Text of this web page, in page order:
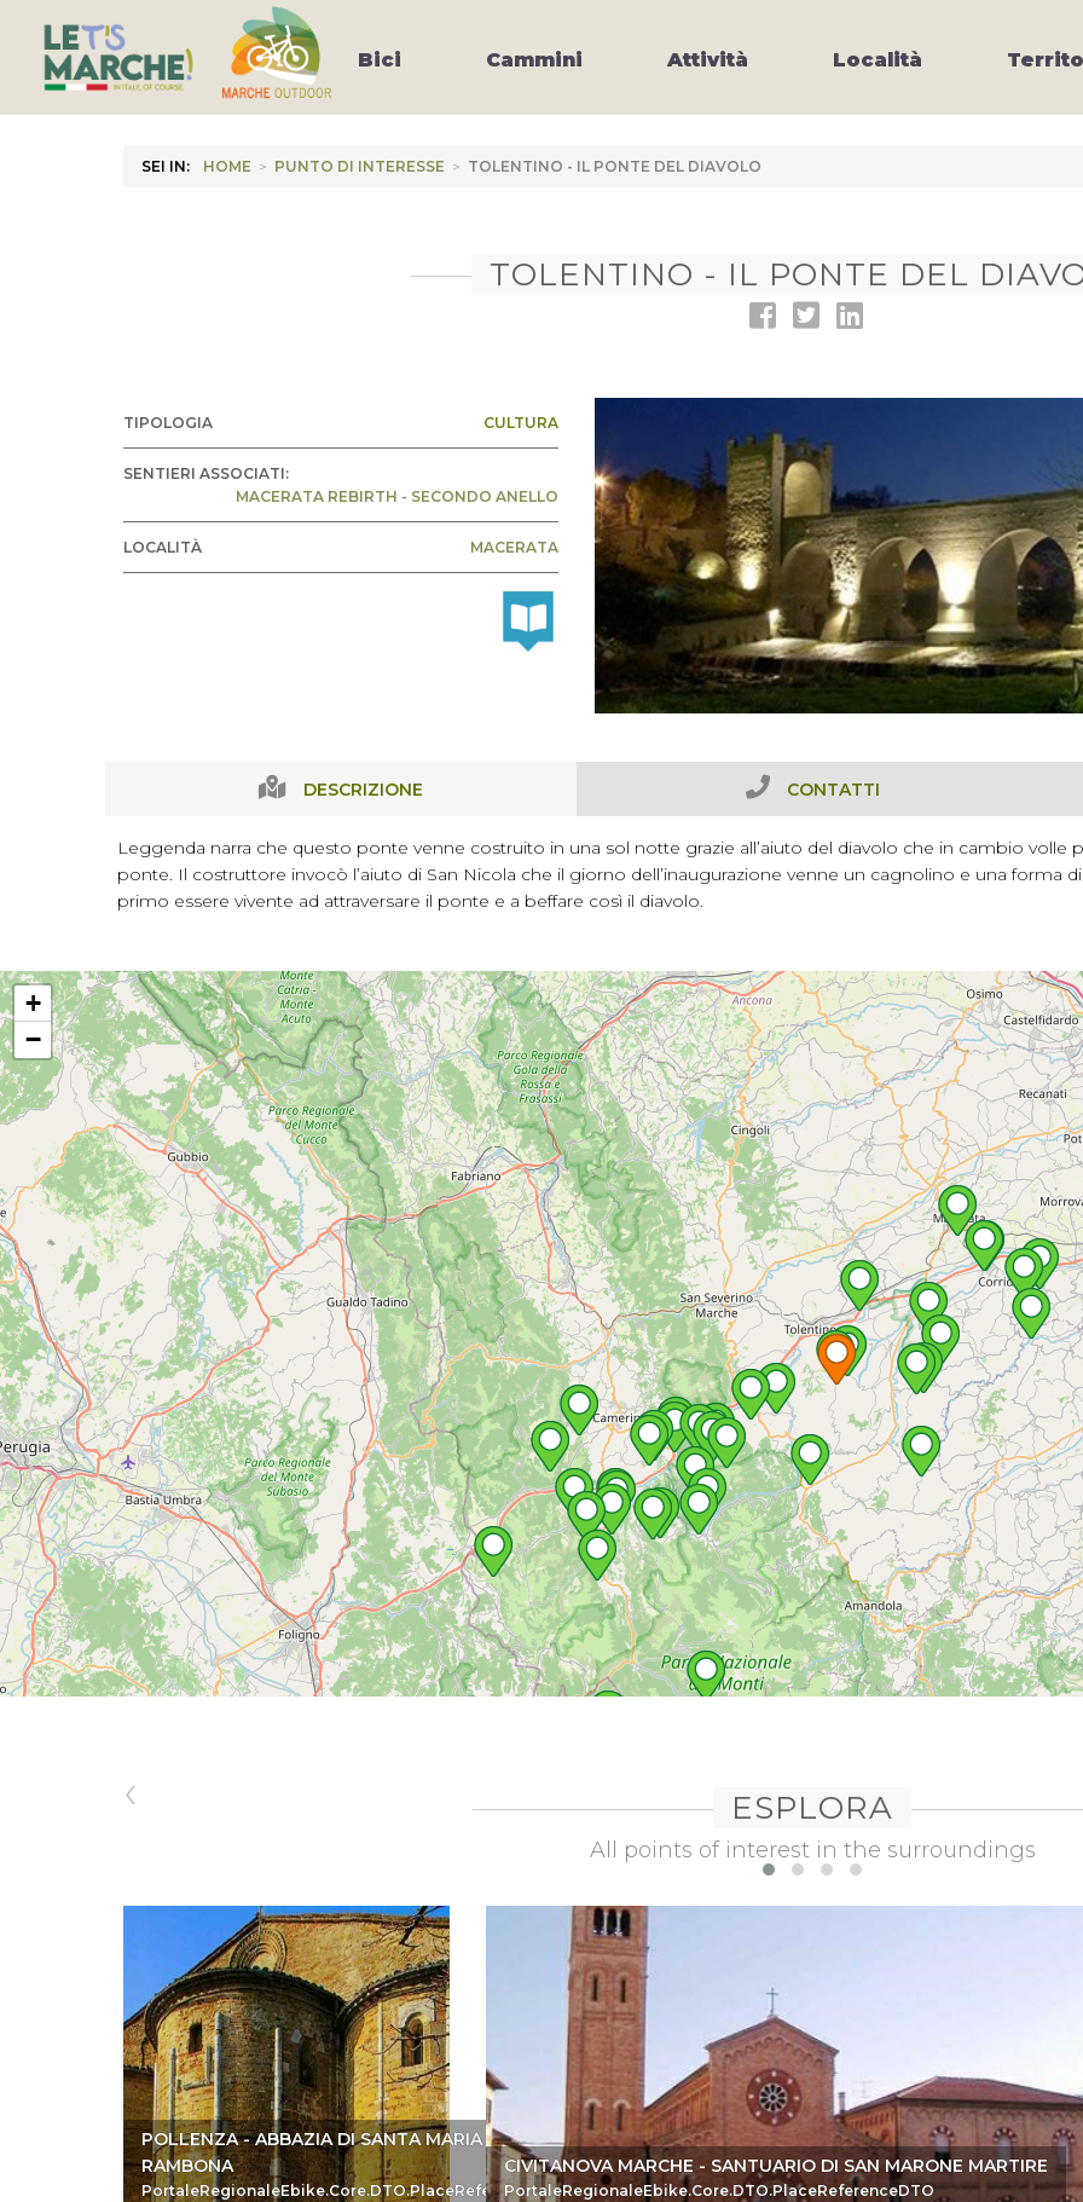
Bici Cammini Attività Località
SEI IN: HOME > PUNTO DI INTERESSE > TOLENTINO - IL PONTE DEL DIAVOLO
TOLENTINO - IL PONTE DEL
TIPOLOGIA CULTURA
SENTIERI ASSOCIATI:
MACERATA REBIRTH - SECONDO ANELLO
LOCALITÀ MACERATA
DESCRIZIONE CONTATTI
Leggenda narra che questo ponte venne costruito in una sol notte grazie all’aiuto del diavolo che in cambio volle
ponte. Il costruttore invocò l’aiuto di San Nicola che il giorno dell’inaugurazione venne un cagnolino e una forma
primo essere vivente ad attraversare il ponte e a beffare così il diavolo.
+
−
ESPLORA
All points of interest in the surroundings
POLLENZA - ABBAZIA DI SANTA MARIA DI
RAMBONA
PortaleRegionaleEbike.Core.DTO.PlaceReferenceDTO
CIVITANOVA MARCHE - SANTUARIO DI SAN MARONE MARTIRE
PortaleRegionaleEbike.Core.DTO.PlaceReferenceDTO
‹